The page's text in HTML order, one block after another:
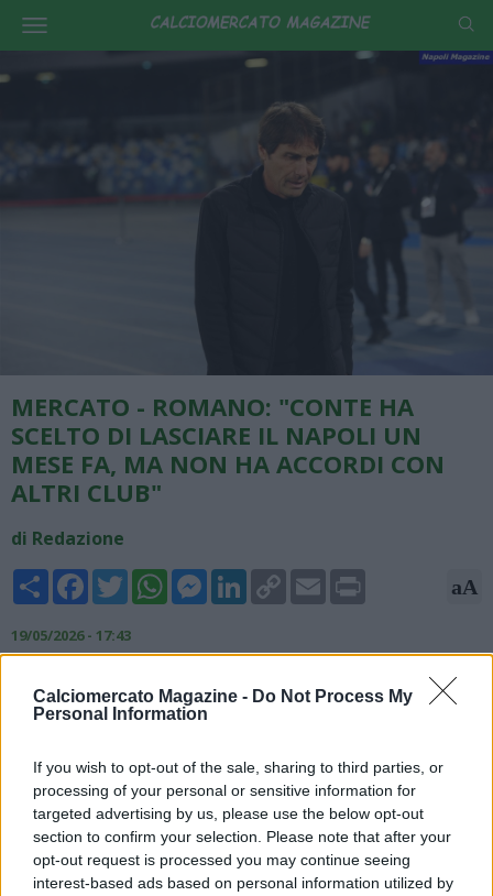
Calciomercato Magazine - Do Not Process My
Personal Information
If you wish to opt-out of the sale, sharing to third parties, or
processing of your personal or sensitive information for
targeted advertising by us, please use the below opt-out
section to confirm your selection. Please note that after your
opt-out request is processed you may continue seeing
interest-based ads based on personal information utilized by
MERCATO - ROMANO: "CONTE HA
SCELTO DI LASCIARE IL NAPOLI UN
MESE FA, MA NON HA ACCORDI CON
ALTRI CLUB"
di Redazione
Share FacebookTwitterWhatsAppMessengerLinkedInCopy
Link
Email aA
19/05/2026 - 17:43
parlato dell'allenatore azzurro Antonio Conte sui propri canali
Laurentiis con cui rimane in ottimi rapporti. Nessuna
buonuscita, neanche una discussione sul progetto: è finito il
rapporto e Conte saluterà Napoli (con rammarico) dopo
l'ultima partita. Nessun accordo con altri club finora, con
massimo rispetto per il Napoli".